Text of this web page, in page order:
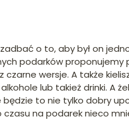
o to, aby był on
podarków proponujemy
wersje. A także
lub takież drinki. A
to nie tylko dobry
na podarek nieco